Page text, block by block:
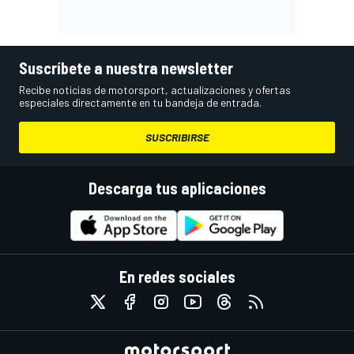
Suscríbete a nuestra newsletter
Recibe noticias de motorsport, actualizaciones y ofertas
especiales directamente en tu bandeja de entrada.
SUSCRIBIRSE
Descarga tus aplicaciones
En redes sociales